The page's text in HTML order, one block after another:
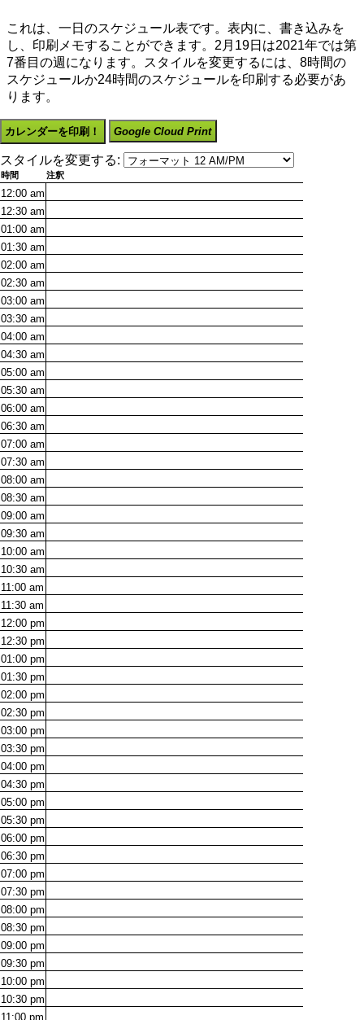
これは、一日のスケジュール表です。表内に、書き込みを
し、印刷メモすることができます。2月19日は2021年では第
7番目の週になります。スタイルを変更するには、8時間の
スケジュールか24時間のスケジュールを印刷する必要があ
ります。
カレンダーを印刷！ Google Cloud Print
スタイルを変更する:
時間 注釈
12:00 am
12:30 am
01:00 am
01:30 am
02:00 am
02:30 am
03:00 am
03:30 am
04:00 am
04:30 am
05:00 am
05:30 am
06:00 am
06:30 am
07:00 am
07:30 am
08:00 am
08:30 am
09:00 am
09:30 am
10:00 am
10:30 am
11:00 am
11:30 am
12:00 pm
12:30 pm
01:00 pm
01:30 pm
02:00 pm
02:30 pm
03:00 pm
03:30 pm
04:00 pm
04:30 pm
05:00 pm
05:30 pm
06:00 pm
06:30 pm
07:00 pm
07:30 pm
08:00 pm
08:30 pm
09:00 pm
09:30 pm
10:00 pm
10:30 pm
11:00 pm